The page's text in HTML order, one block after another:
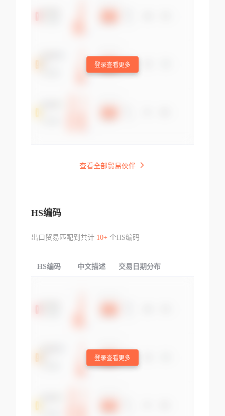
登录查看更多
查看全部贸易伙伴
HS编码
出口贸易匹配到共计 10+个HS编码
HS编码 中文描述 交易日期分布
登录查看更多